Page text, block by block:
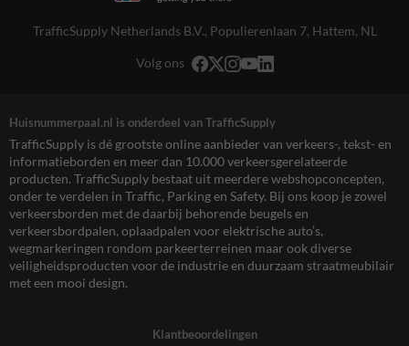
TrafficSupply Netherlands B.V., Populierenlaan 7, Hattem, NL
Volg ons
Huisnummerpaal.nl is onderdeel van TrafficSupply
TrafficSupply is dé grootste online aanbieder van verkeers-, tekst- en
informatieborden en meer dan 10.000 verkeersgerelateerde
producten. TrafficSupply bestaat uit meerdere webshopconcepten,
onder te verdelen in Traffic, Parking en Safety. Bij ons koop je zowel
verkeersborden met de daarbij behorende beugels en
verkeersbordpalen, oplaadpalen voor elektrische auto’s,
wegmarkeringen rondom parkeerterreinen maar ook diverse
veiligheidsproducten voor de industrie en duurzaam straatmeubilair
met een mooi design.
Klantbeoordelingen